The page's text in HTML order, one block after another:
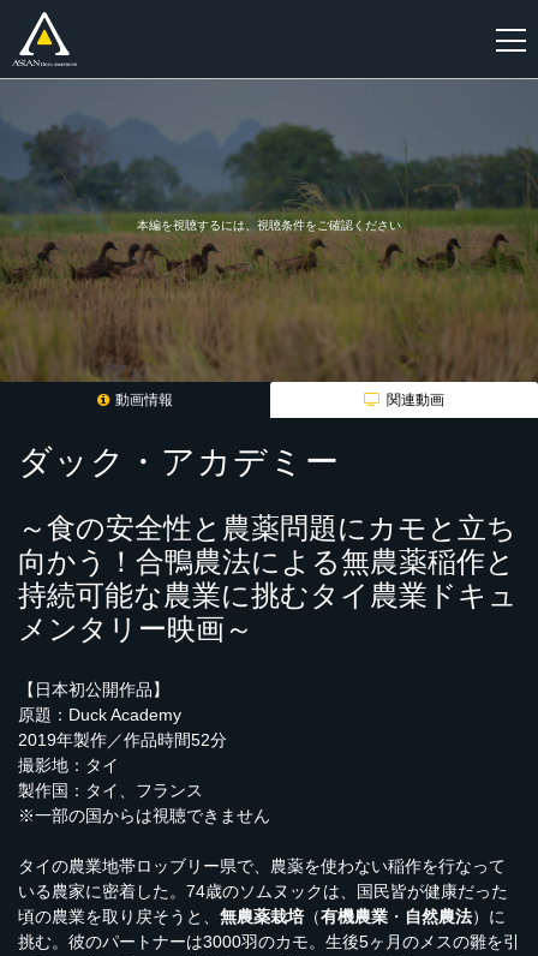
規
登
録
本編を視聴するには、視聴条件をご確認ください
動画情報 関連動画
ダック・アカデミー
～食の安全性と農薬問題にカモと立ち
向かう！合鴨農法による無農薬稲作と
持続可能な農業に挑むタイ農業ドキュ
メンタリー映画～
【日本初公開作品】
原題：Duck Academy
2019年製作／作品時間52分
撮影地：タイ
製作国：タイ、フランス
※一部の国からは視聴できません
タイの農業地帯ロッブリー県で、農薬を使わない稲作を行なって
いる農家に密着した。74歳のソムヌックは、国民皆が健康だった
頃の農業を取り戻そうと、 無農薬栽培（有機農業 ・ 自然農法）に
挑む。彼のパートナーは3000羽のカモ。生後5ヶ月のメスの雛を引